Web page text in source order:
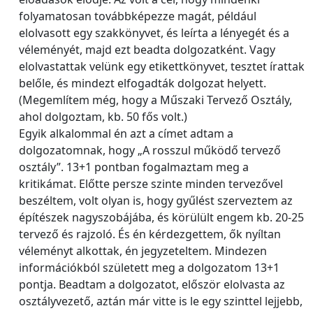
folyamatosan továbbképezze magát, például
elolvasott egy szakkönyvet, és leírta a lényegét és a
véleményét, majd ezt beadta dolgozatként. Vagy
elolvastattak velünk egy etikettkönyvet, tesztet írattak
belőle, és mindezt elfogadták dolgozat helyett.
(Megemlítem még, hogy a Műszaki Tervező Osztály,
ahol dolgoztam, kb. 50 fős volt.)
Egyik alkalommal én azt a címet adtam a
dolgozatomnak, hogy „A rosszul működő tervező
osztály”. 13+1 pontban fogalmaztam meg a
kritikámat. Előtte persze szinte minden tervezővel
beszéltem, volt olyan is, hogy gyűlést szerveztem az
építészek nagyszobájába, és körülült engem kb. 20-25
tervező és rajzoló. És én kérdezgettem, ők nyíltan
véleményt alkottak, én jegyzeteltem. Mindezen
információkból született meg a dolgozatom 13+1
pontja. Beadtam a dolgozatot, először elolvasta az
osztályvezető, aztán már vitte is le egy szinttel lejjebb,